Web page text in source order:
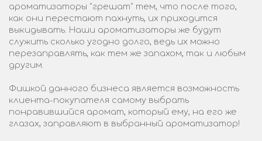
ароматизаторы "грешат" тем, что после того,
как они перестают пахнуть, их приходится
выкидывать. Наши ароматизаторы же будут
служить сколько угодно долго, ведь их можно
перезаправлять, как тем же запахом, так и любым
другим.
Фишкой данного бизнеса является возможность
клиента-покупателя самому выбрать
понравившийся аромат, который ему, на его же
глазах, заправляют в выбранный ароматизатор!